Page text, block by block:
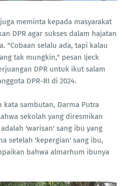
meminta kepada masyarakat
DPR agar sukses dalam hajatan
"Cobaan selalu ada, tapi kalau
tak mungkin," pesan Ijeck
DPR untuk ikut salam
DPR-RI di 2024.
kata sambutan, Darma Putra
sekolah yang diresmikan
'warisan' sang ibu yang
setelah 'kepergian' sang ibu,
bahwa almarhum ibunya